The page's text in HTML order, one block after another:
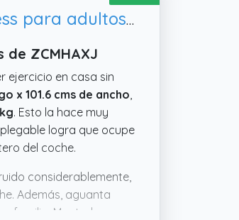
ZCMHAXJ Mini cama elástica plegable, trampolín de entrenamiento de fitness para adultos y
ZCMHAXJ
ejercicio en casa sin
x 101.6 cms de ancho
. Esto la hace muy
logra que ocupe
del coche.
considerablemente,
Además, aguanta
familia. Montarla no